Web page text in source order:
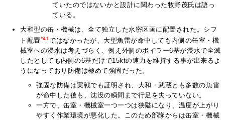
ていたのではないかと設計に関わった牧野茂氏は語っ
ている。
大和型の缶・機械は、全て独立した水密区画に配置された。シフ
ト配置*41ではなかったが、大型魚雷が命中しても内側の缶室・機
械室への浸水は考えづらく、例え外側のボイラー6基が浸水で全滅
したとしても内側の6基だけで15ktの速力を維持する事が出来るよ
うになっており防備は極めて強固だった。
強固な防備は実戦でも証明され、大和・武蔵とも多数の魚雷
が命中した後も、沈没の瞬間まで行足を失っていない。
一方で、缶室・機械室一つ一つは狭隘になり、温度が上がり
やすく作業環境が悪化した。このため部隊からは缶室・機械